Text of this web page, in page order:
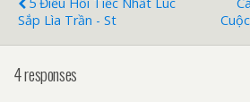
Sắp Lìa Trần - St
4 responses